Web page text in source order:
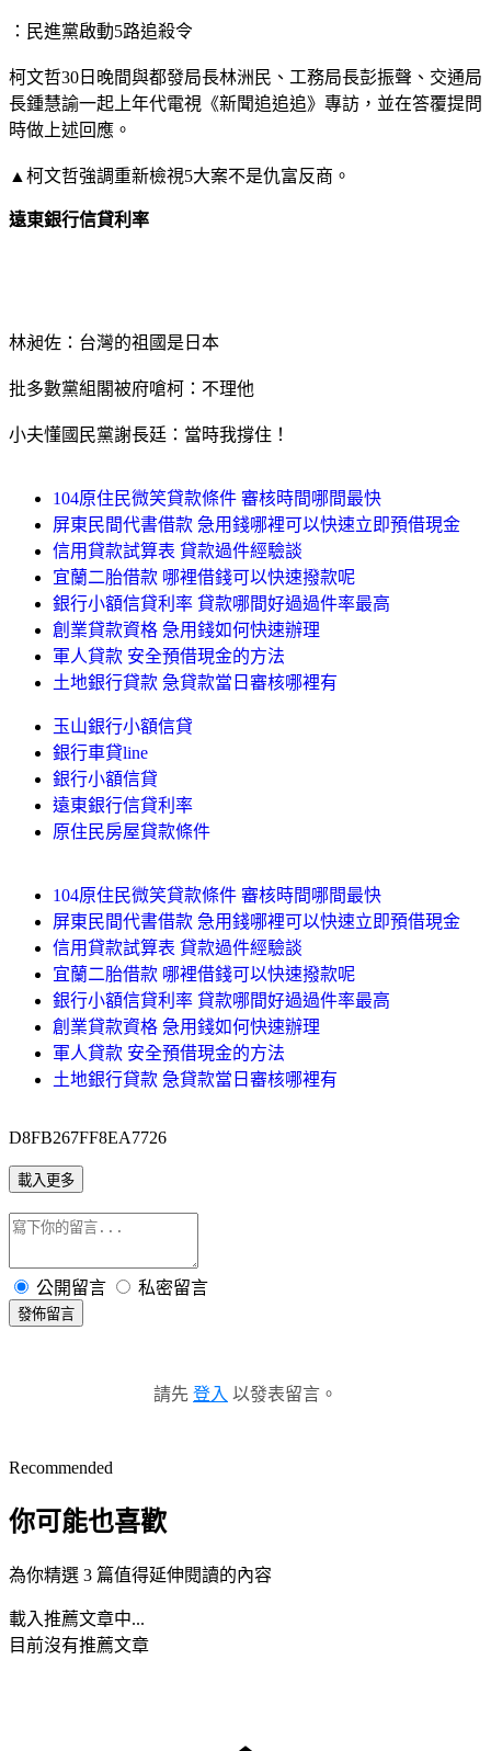
：民進黨啟動5路追殺令
柯文哲30日晚間與都發局長林洲民、工務局長彭振聲、交通局
長鍾慧諭一起上年代電視《新聞追追追》專訪，並在答覆提問
時做上述回應。
▲柯文哲強調重新檢視5大案不是仇富反商。
遠東銀行信貸利率
林昶佐：台灣的祖國是日本
批多數黨組閣被府嗆柯：不理他
小夫懂國民黨謝長廷：當時我撐住！
104原住民微笑貸款條件 審核時間哪間最快
屏東民間代書借款 急用錢哪裡可以快速立即預借現金
信用貸款試算表 貸款過件經驗談
宜蘭二胎借款 哪裡借錢可以快速撥款呢
銀行小額信貸利率 貸款哪間好過過件率最高
創業貸款資格 急用錢如何快速辦理
軍人貸款 安全預借現金的方法
土地銀行貸款 急貸款當日審核哪裡有
玉山銀行小額信貸
銀行車貸line
銀行小額信貸
遠東銀行信貸利率
原住民房屋貸款條件
104原住民微笑貸款條件 審核時間哪間最快
屏東民間代書借款 急用錢哪裡可以快速立即預借現金
信用貸款試算表 貸款過件經驗談
宜蘭二胎借款 哪裡借錢可以快速撥款呢
銀行小額信貸利率 貸款哪間好過過件率最高
創業貸款資格 急用錢如何快速辦理
軍人貸款 安全預借現金的方法
土地銀行貸款 急貸款當日審核哪裡有
D8FB267FF8EA7726
載入更多
公開留言 私密留言
發佈留言
請先 登入 以發表留言。
Recommended
你可能也喜歡
為你精選 3 篇值得延伸閱讀的內容
載入推薦文章中...
目前沒有推薦文章